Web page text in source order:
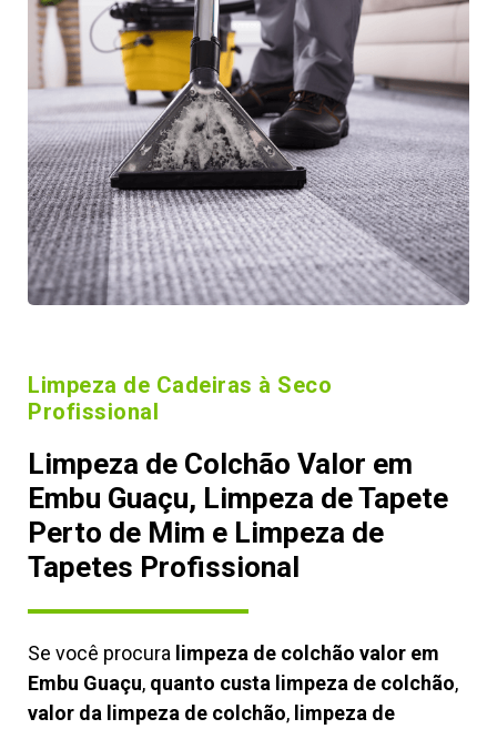
Limpeza de Cadeiras à Seco
Profissional
Limpeza de Colchão Valor em
Embu Guaçu, Limpeza de Tapete
Perto de Mim e Limpeza de
Tapetes Profissional
Se você procura limpeza de colchão valor em
Embu Guaçu, quanto custa limpeza de colchão,
valor da limpeza de colchão, limpeza de